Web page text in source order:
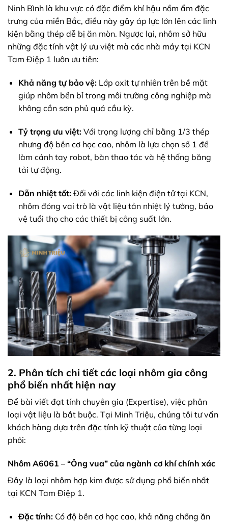
Ninh Bình là khu vực có đặc điểm khí hậu nồm ẩm đặc
trưng của miền Bắc, điều này gây áp lực lớn lên các linh
kiện bằng thép dễ bị ăn mòn. Ngược lại, nhôm sở hữu
những đặc tính vật lý ưu việt mà các nhà máy tại KCN
Tam Điệp 1 luôn ưu tiên:
Khả năng tự bảo vệ:Lớp oxit tự nhiên trên bề mặt
giúp nhôm bền bỉ trong môi trường công nghiệp mà
không cần sơn phủ quá cầu kỳ.
Tỷ trọng ưu việt:Với trọng lượng chỉ bằng 1/3 thép
nhưng độ bền cơ học cao, nhôm là lựa chọn số 1 để
làm cánh tay robot, bàn thao tác và hệ thống băng
tải tự động.
Dẫn nhiệt tốt:Đối với các linh kiện điện tử tại KCN,
nhôm đóng vai trò là vật liệu tản nhiệt lý tưởng, bảo
vệ tuổi thọ cho các thiết bị công suất lớn.
2. Phân tích chi tiết các loại nhôm gia công
phổ biến nhất hiện nay
Để bài viết đạt tính chuyên gia (Expertise), việc phân
loại vật liệu là bắt buộc. Tại Minh Triệu, chúng tôi tư vấn
khách hàng dựa trên đặc tính kỹ thuật của từng loại
phôi:
Nhôm A6061 – “Ông vua” của ngành cơ khí chính xác
Đây là loại nhôm hợp kim được sử dụng phổ biến nhất
tại KCN Tam Điệp 1.
Đặc tính:Có độ bền cơ học cao, khả năng chống ăn